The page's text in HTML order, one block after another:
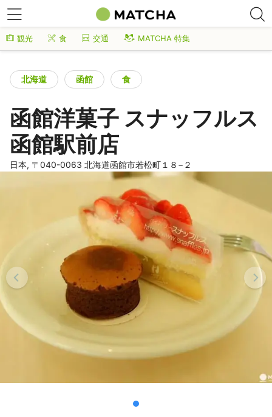
観光 食 交通 MATCHA 特集
北海道 函館 食
函館洋菓子 スナッフルス
函館駅前店
日本, 〒040-0063 北海道函館市若松町１８−２